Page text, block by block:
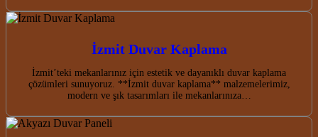
İzmit Duvar Kaplama
İzmit’teki mekanlarınız için estetik ve dayanıklı duvar kaplama
çözümleri sunuyoruz. **İzmit duvar kaplama** malzemelerimiz,
modern ve şık tasarımları ile mekanlarınıza…